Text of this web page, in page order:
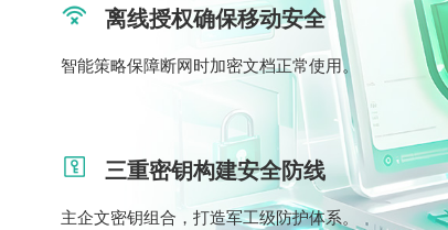
离线授权确保移动安全
智能策略保障断网时加密文档正常使用。
三重密钥构建安全防线
主企文密钥组合，打造军工级防护体系。